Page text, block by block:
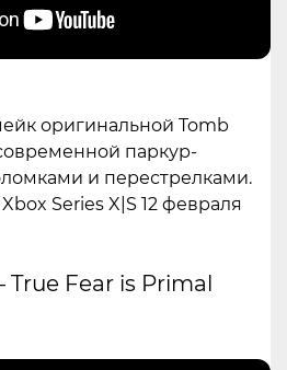
оригинальной Tomb
паркур-
и перестрелками.
Series X|S 12 февраля
Fear is Primal